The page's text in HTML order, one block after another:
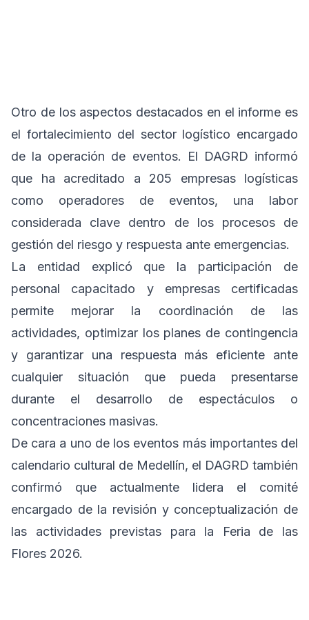
Otro de los aspectos destacados en el informe es
el fortalecimiento del sector logístico encargado
de la operación de eventos. El DAGRD informó
que ha acreditado a 205 empresas logísticas
como operadores de eventos, una labor
considerada clave dentro de los procesos de
gestión del riesgo y respuesta ante emergencias.
La entidad explicó que la participación de
personal capacitado y empresas certificadas
permite mejorar la coordinación de las
actividades, optimizar los planes de contingencia
y garantizar una respuesta más eficiente ante
cualquier situación que pueda presentarse
durante el desarrollo de espectáculos o
concentraciones masivas.
De cara a uno de los eventos más importantes del
calendario cultural de Medellín, el DAGRD también
confirmó que actualmente lidera el comité
encargado de la revisión y conceptualización de
las actividades previstas para la Feria de las
Flores 2026.